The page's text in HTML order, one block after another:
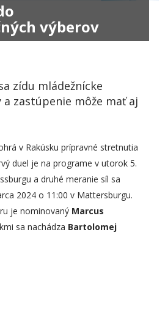
výberov
zídu mládežnícke
zastúpenie môže mať aj
v Rakúsku prípravné stretnutia
duel je na programe v utorok 5.
a druhé meranie síl sa
2024 o 11:00 v Mattersburgu.
je nominovaný Marcus
sa nachádza Bartolomej